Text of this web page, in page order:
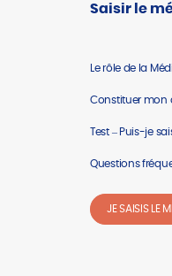
Saisir le
Le rôle de la
Constituer mon
Test – Puis-je
Questions
JE SAISIS LE